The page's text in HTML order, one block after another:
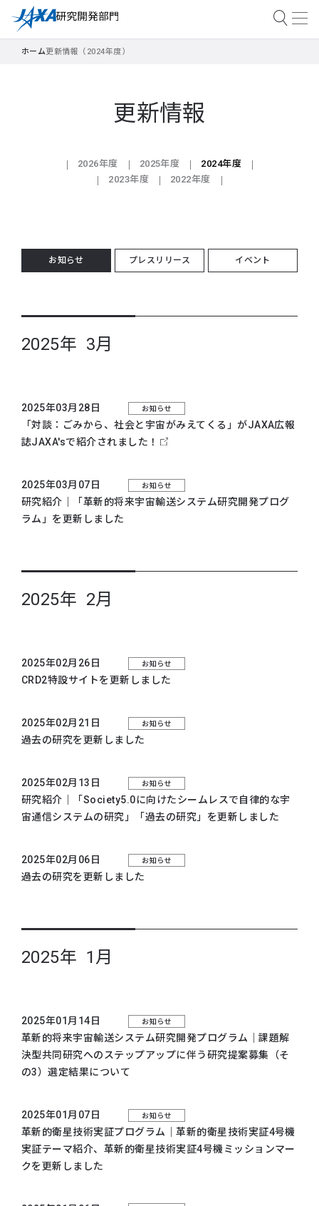
ホーム更新情報（2024年度）
更新情報
2026年度 2025年度
2024年度
2023年度
2022年度
お知らせ プレスリリース イベント
2025年 3月
2025年03月28日 お知らせ
「対談：ごみから、社会と宇宙がみえてくる」がJAXA広報
誌JAXA'sで紹介されました！
2025年03月07日 お知らせ
研究紹介｜
「革新的将来宇宙輸送システム研究開発プログ
ラム」 を更新しました
2025年 2月
2025年02月26日 お知らせ
CRD2特設サイトを更新しました
2025年02月21日 お知らせ
過去の研究を更新しました
2025年02月13日 お知らせ
研究紹介｜
「Society5.0に向けたシームレスで自律的な宇
宙通信システムの研究」
「過去の研究」 を更新しました
2025年02月06日 お知らせ
過去の研究を更新しました
2025年 1月
2025年01月14日 お知らせ
革新的将来宇宙輸送システム研究開発プログラム｜課題解
決型共同研究へのステップアップに伴う研究提案募集（そ
の3）選定結果について
2025年01月07日 お知らせ
革新的衛星技術実証プログラム｜革新的衛星技術実証4号機
実証テーマ紹介、 革新的衛星技術実証4号機ミッションマー
クを更新しました